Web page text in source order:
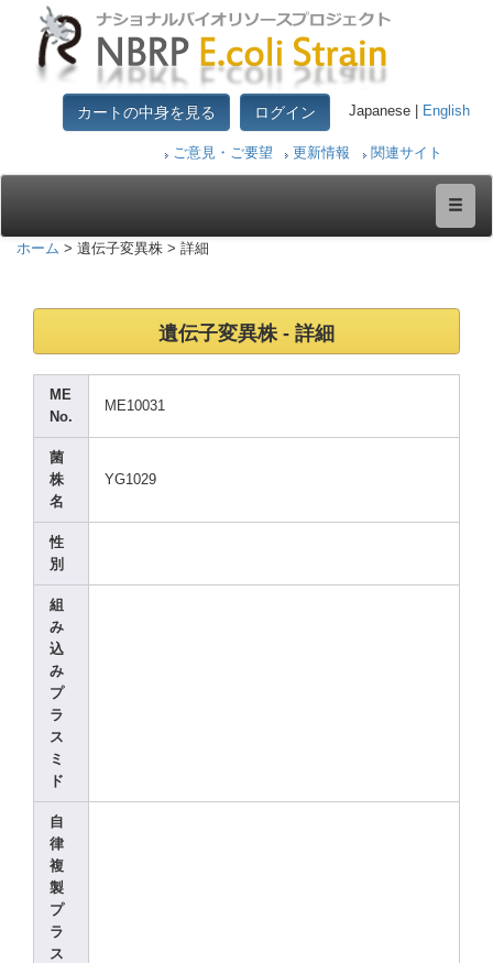
カートの中身を見る ログイン Japanese | English
ご意見・ご要望 更新情報 関連サイト
ホーム > 遺伝子変異株 > 詳細
遺伝子変異株 - 詳細
ME
No.
ME10031
菌
株
名
YG1029
性
別
組
み
込
み
プ
ラ
ス
ミ
ド
自
律
複
製
プ
ラ
ス